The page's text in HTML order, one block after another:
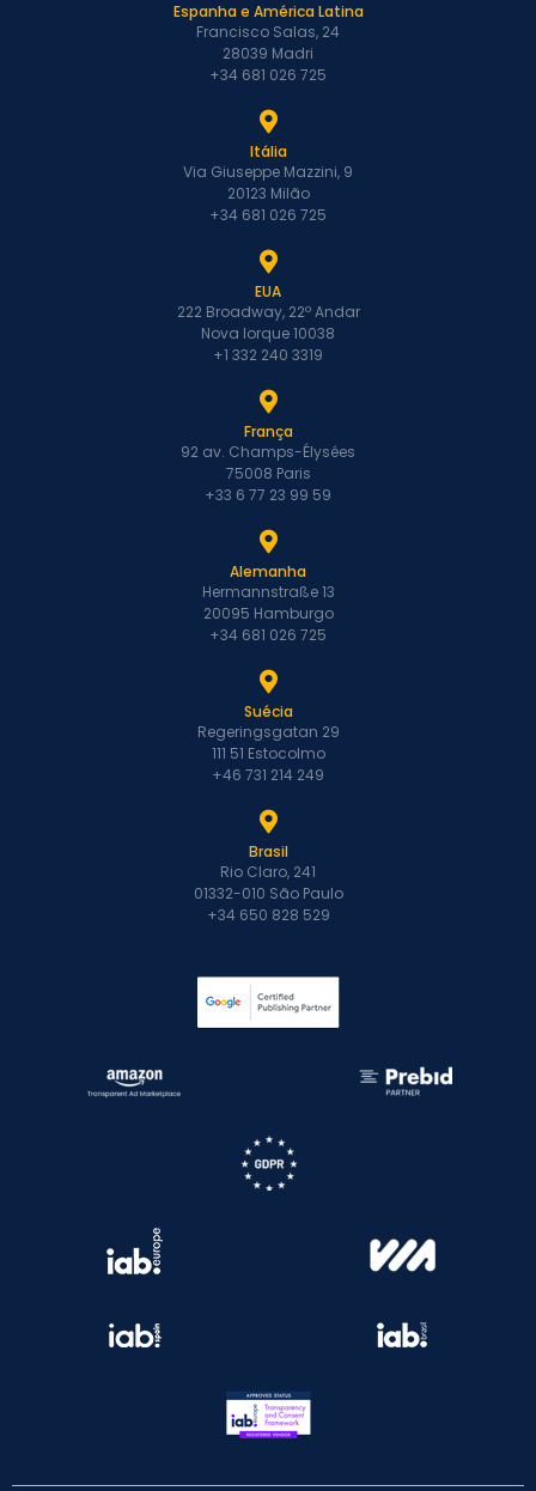
Espanha e América Latina
Francisco Salas, 24
28039 Madri
+34 681 026 725
Itália
Via Giuseppe Mazzini, 9
20123 Milão
+34 681 026 725
EUA
222 Broadway, 22º Andar
Nova Iorque 10038
+1 332 240 3319
França
92 av. Champs-Élysées
75008 Paris
+33 6 77 23 99 59
Alemanha
Hermannstraße 13
20095 Hamburgo
+34 681 026 725
Suécia
Regeringsgatan 29
111 51 Estocolmo
+46 731 214 249
Brasil
Rio Claro, 241
01332-010 São Paulo
+34 650 828 529